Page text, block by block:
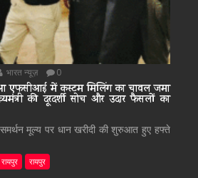
भारत न्यूज़ 0
एफसीआई में कस्टम मिलिंग का चावल जमा
की दूरदर्शी सोच और उदार फैसलों का
मूल्य पर धान खरीदी की शुरुआत हुए हफ्ते
रायपुर रायपुर